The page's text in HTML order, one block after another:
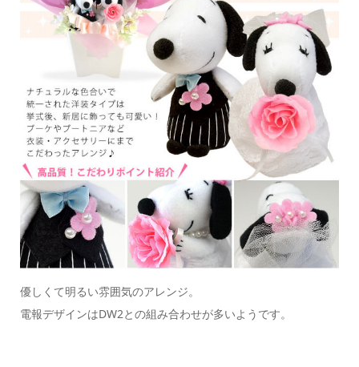
優しくて明るい雰囲気のアレンジ。
電報デザインはDW2との組み合わせが多いようです。